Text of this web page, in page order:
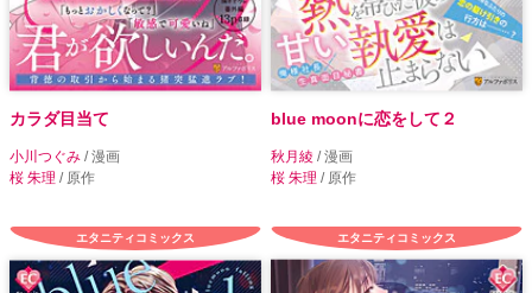
カラダ目当て
小川つぐみ / 漫画
桜 朱理 / 原作
blue moonに恋をして２
秋月綾 / 漫画
桜 朱理 / 原作
エタニティコミックス エタニティコミックス